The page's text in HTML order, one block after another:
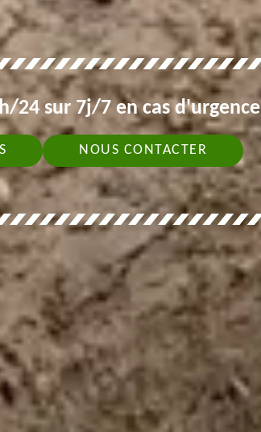
24 sur 7j/7 en cas d'urgence
NOUS CONTACTER